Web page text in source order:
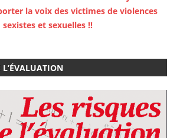
la voix des victimes de violences
sexistes et sexuelles !!
L’ÉVALUATION